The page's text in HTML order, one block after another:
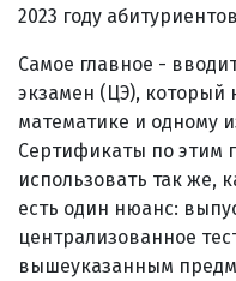
2023 году
Самое главное -
экзамен (ЦЭ), который
математике и одному
Сертификаты по этим
использовать так же,
есть один нюанс:
централизованное
вышеуказанным